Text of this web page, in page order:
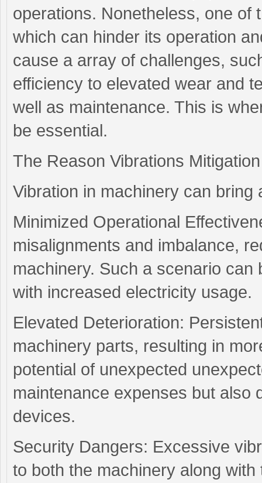
operations. Nonetheless, one of
which can hinder its operation
cause a array of challenges,
efficiency to elevated wear and
well as maintenance. This is
be essential.
The Reason Vibrations
Vibration in machinery can
Minimized Operational
misalignments and imbalance,
machinery. Such a scenario
with increased electricity usage.
Elevated Deterioration:
machinery parts, resulting in
potential of unexpected
maintenance expenses but also
devices.
Security Dangers: Excessive
to both the machinery along